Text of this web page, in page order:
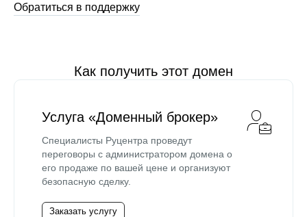
Обратиться в поддержку
Как получить этот домен
Услуга «Доменный брокер»
Специалисты Руцентра проведут
переговоры с администратором домена о
его продаже по вашей цене и организуют
безопасную сделку.
Заказать услугу